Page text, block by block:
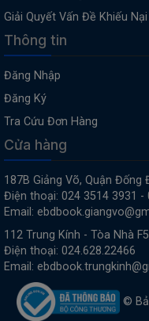
Giải Quyết Vấn Đề Khiếu Nại
Thông tin
Đăng Nhập
Đăng Ký
Tra Cứu Đơn Hàng
Cửa hàng
187B Giảng Võ, Quận Đống
Điện thoại: 024 3514 3931 -
Email:
112 Trung Kính - Tòa Nhà
Điện thoại: 024.628.22466
Email:
©